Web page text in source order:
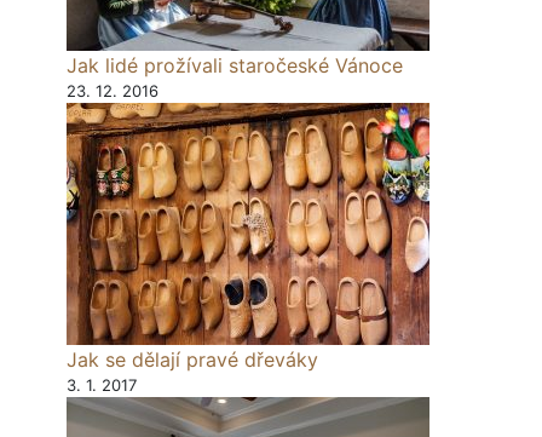
Jak lidé prožívali staročeské Vánoce
23. 12. 2016
Jak se dělají pravé dřeváky
3. 1. 2017